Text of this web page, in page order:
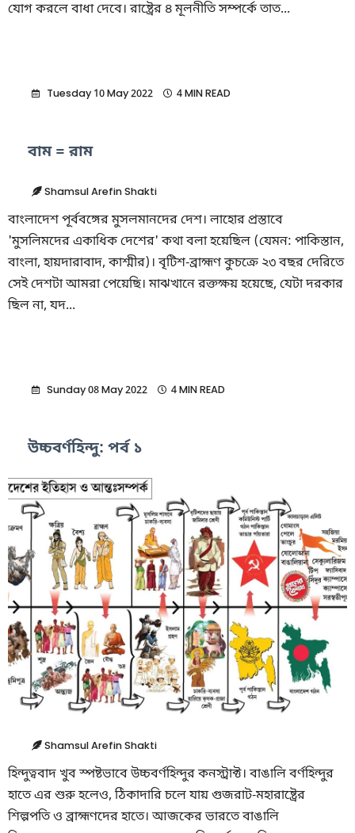
যোগ করলে বাধা দেবে। রাষ্ট্রের ৪ মূলনীতি সম্পর্কে তাত...
Tuesday 10 May 2022 4 MIN READ
বাম = রাম
Shamsul Arefin Shakti
বাংলাদেশ পূর্ববঙ্গের মুসলমানদের দেশ। লাহোর প্রস্তাবে
'মুসলিমদের একাধিক দেশের' কথা বলা হয়েছিল (যেমন: পাকিস্তান,
বাংলা, হায়দারাবাদ, কাশ্মীর)। বৃটিশ-ব্রাহ্মণ কুচক্রে ২৩ বছর দেরিতে
সেই দেশটা আমরা পেয়েছি। মাঝখানে রক্তক্ষয় হয়েছে, যেটা দরকার
ছিল না, যদ...
Sunday 08 May 2022 4 MIN READ
উচ্চবর্ণহিন্দু: পর্ব ১
Shamsul Arefin Shakti
হিন্দুত্ববাদ খুব স্পষ্টভাবে উচ্চবর্ণহিন্দুর কনস্ট্রাক্ট। বাঙালি বর্ণহিন্দুর
হাতে এর শুরু হলেও, ঠিকাদারি চলে যায় গুজরাট-মহারাষ্ট্রের
শিল্পপতি ও ব্রাহ্মণদের হাতে। আজকের ভারতে বাঙালি